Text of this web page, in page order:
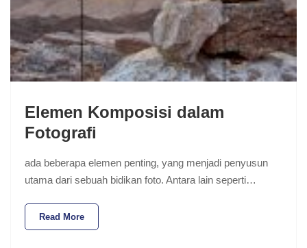
Elemen Komposisi dalam
Fotografi
ada beberapa elemen penting, yang menjadi penyusun
utama dari sebuah bidikan foto. Antara lain seperti…
Read More